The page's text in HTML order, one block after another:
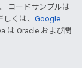
コードサンプルは
くは、 Google
は Oracle および関